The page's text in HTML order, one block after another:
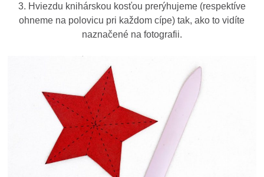
3. Hviezdu knihárskou kosťou prerýhujeme (respektíve
ohneme na polovicu pri každom cípe) tak, ako to vidíte
naznačené na fotografii.